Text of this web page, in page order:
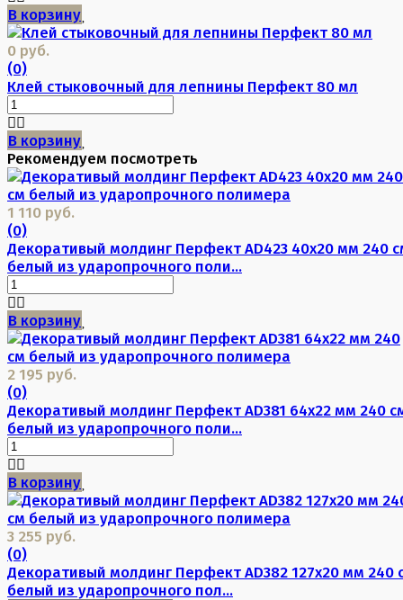
В корзину
0 руб.
(0)
Клей стыковочный для лепнины Перфект 80 мл
В корзину
Рекомендуем посмотреть
1 110 руб.
(0)
Декоративый молдинг Перфект AD423 40х20 мм 240
белый из ударопрочного поли...
В корзину
2 195 руб.
(0)
Декоративый молдинг Перфект AD381 64х22 мм 240
белый из ударопрочного поли...
В корзину
3 255 руб.
(0)
Декоративый молдинг Перфект AD382 127х20 мм 240
белый из ударопрочного пол...